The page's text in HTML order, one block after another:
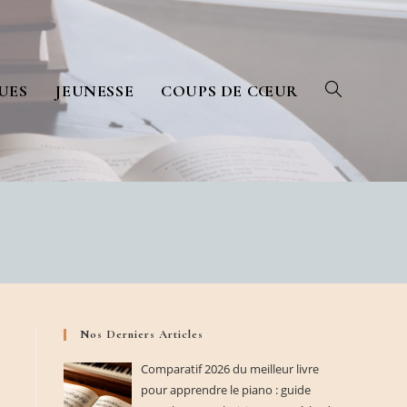
JEUNESSE COUPS DE CŒUR TOGGLE
Nos Derniers Articles
Comparatif 2026 du meilleur livre
pour apprendre le piano : guide